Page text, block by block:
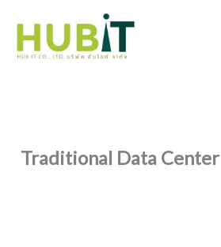
content
Traditional Data Center